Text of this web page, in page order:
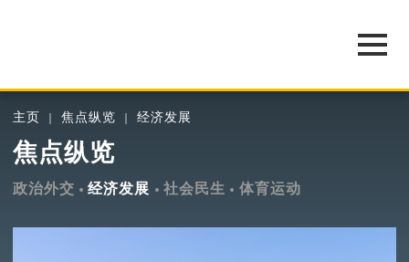
主页 焦点纵览 经济发展
焦点纵览
政治外交 经济发展 社会民生 体育运动